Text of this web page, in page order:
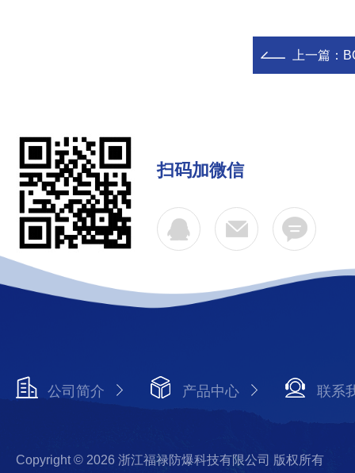
上一篇：
扫码加微信
公司简介 产品中心 联系
Copyright © 2026 浙江福禄防爆科技有限公司 版权所有